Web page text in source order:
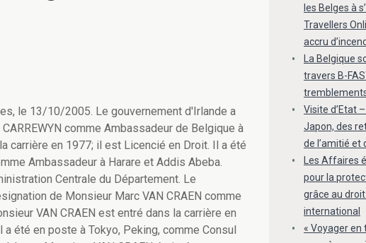
le 13/10/2005. Le gouvernement d'Irlande a
comme Ambassadeur de Belgique à
carrière en 1977; il est Licencié en Droit. Il a été
Ambassadeur à Harare et Addis Abeba.
Centrale du Département. Le
de Monsieur Marc VAN CRAEN comme
VAN CRAEN est entré dans la carrière en
été en poste à Tokyo, Peking, comme Consul
les Belges à
Travellers
accru
La Belgique
travers B-
Visite d’Etat
Japon, des
de l’amitié et
Les Affaires
pour la
grâce au
international
« Voyager